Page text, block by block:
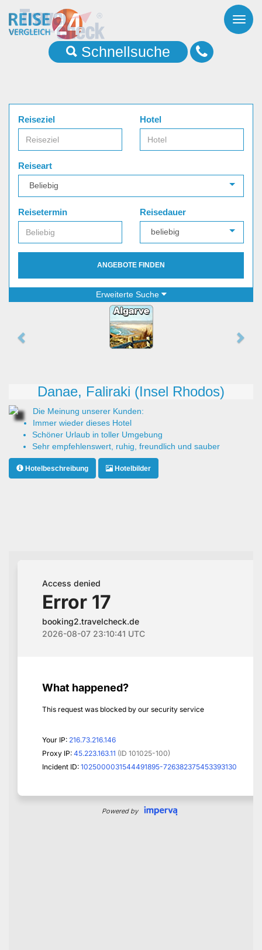
Toggle
Schnellsuche
Reiseziel Hotel
Reiseart
Reisetermin Reisedauer
ANGEBOTE FINDEN
Erweiterte Suche
Danae, Faliraki (Insel Rhodos)
Die Meinung unserer Kunden:
Immer wieder dieses Hotel
Schöner Urlaub in toller Umgebung
Sehr empfehlenswert, ruhig, freundlich und sauber
Hotelbeschreibung Hotelbilder